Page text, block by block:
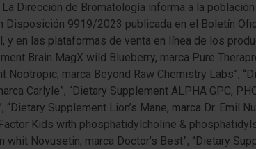
La Dirección de Bromatología informa a la
Disposición 9919/2023 publicada en el Boletín
en las plataformas de venta en línea de los
Brain MagX wild Blueberry, marca Pure
marca Beyond Raw Chemistry Labs”,
Carlyle”, “Dietary Supplement ALPHA GPC,
Supplement Lion’s Mane, marca Dr. Emil
Kids with phosphatidylcholine &
Novusetin, marca Doctor’s Best”, “Dietary